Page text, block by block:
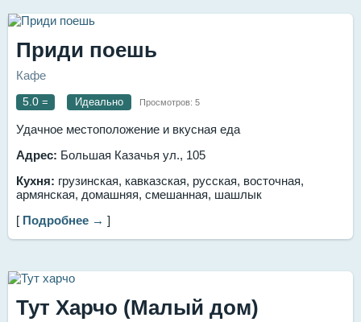
Приди поешь
Кафе
5.0 = Идеально Просмотров: 5
Удачное местоположение и вкусная еда
Адрес: Большая Казачья ул., 105
Кухня: грузинская, кавказская, русская, восточная,
армянская, домашняя, смешанная, шашлык
[ Подробнее → ]
Тут Харчо (Малый дом)